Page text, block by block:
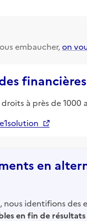
embaucher,on
à près de
en
identifions des
en fin de